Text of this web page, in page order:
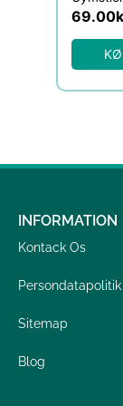
69.00
INFORMATION
Kontack Os
Persondatapolitik
Sitemap
Blog